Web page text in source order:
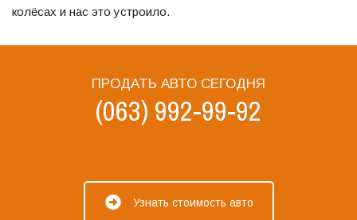
колёсах и нас это устроило.
ПРОДАТЬ АВТО СЕГОДНЯ
(063) 992-99-92
Узнать стоимость авто